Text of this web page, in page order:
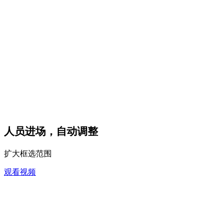
人员进场，自动调整
扩大框选范围
观看视频